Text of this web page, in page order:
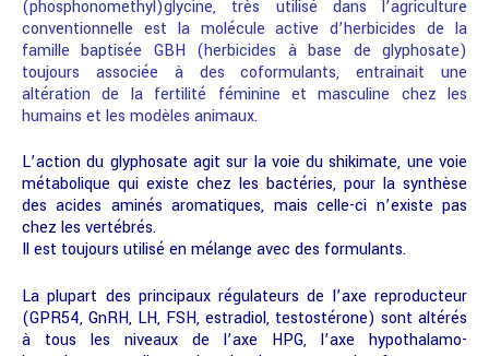
(phosphonomethyl)glycine, très utilisé dans l’agriculture
conventionnelle est la molécule active d’herbicides de la
famille baptisée GBH (herbicides à base de glyphosate)
toujours associée à des coformulants, entrainait une
altération de la fertilité féminine et masculine chez les
humains et les modèles animaux.
L’action du glyphosate agit sur la voie du shikimate, une voie
métabolique qui existe chez les bactéries, pour la synthèse
des acides aminés aromatiques, mais celle-ci n’existe pas
chez les vertébrés.
Il est toujours utilisé en mélange avec des formulants.
La plupart des principaux régulateurs de l’axe reproducteur
(GPR54, GnRH, LH, FSH, estradiol, testostérone) sont altérés
à tous les niveaux de l’axe HPG, l’axe hypothalamo-